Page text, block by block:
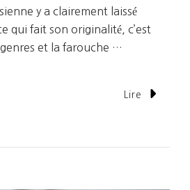
y a clairement laissé
qui fait son originalité, c’est
et la farouche …
Lire